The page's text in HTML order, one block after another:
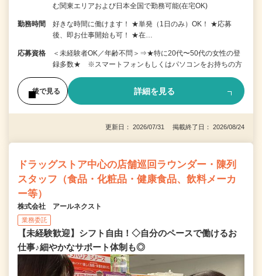
む関東エリアおよび日本全国で勤務可能(在宅OK)
勤務時間
好きな時間に働けます！ ★単発（1日のみ）OK！ ★応募
後、即お仕事開始も可！ ★在…
応募資格
＜未経験者OK／年齢不問＞⇒★特に20代〜50代の女性の登
録多数★ ※スマートフォンもしくはパソコンをお持ちの方
後で見る 詳細を見る
更新日： 2026/07/31 掲載終了日： 2026/08/24
ドラッグストア中心の店舗巡回ラウンダー・陳列
スタッフ（食品・化粧品・健康食品、飲料メーカ
ー等）
株式会社 アールネクスト
業務委託
【未経験歓迎】シフト自由！◇自分のペースで働けるお
仕事♪細やかなサポート体制も◎